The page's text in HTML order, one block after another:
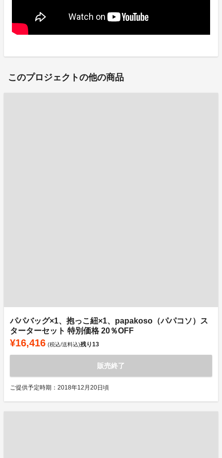
このプロジェクトの他の商品
パパバッグ×1、抱っこ紐×1、papakoso（パパコソ）ス
ターターセット 特別価格 20％OFF
¥16,416 (税込/送料込)残り13
販売終了
ご提供予定時期：2018年12月20日頃